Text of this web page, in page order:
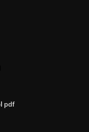
استراتيجيات سوق الأسهم التي تعمل في أستراليا pdf